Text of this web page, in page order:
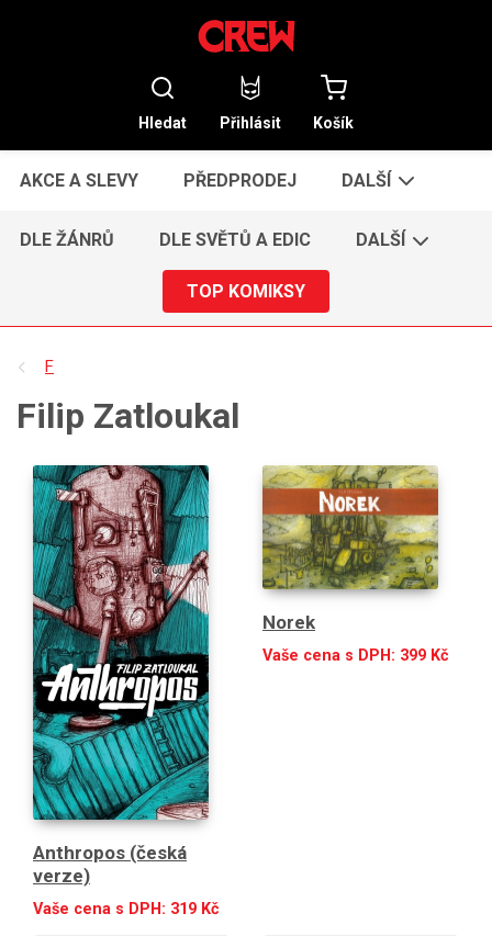
Hledat Přihlásit Košík
AKCE A SLEVY PŘEDPRODEJ DALŠÍ
DLE ŽÁNRŮ DLE SVĚTŮ A EDIC DALŠÍ
TOP KOMIKSY
F
Filip Zatloukal
Anthropos (česká
verze)
Vaše cena s DPH: 319 Kč
Norek
Vaše cena s DPH: 399 Kč